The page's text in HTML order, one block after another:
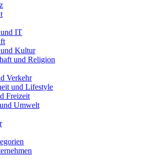
IT
Kultur
und Religion
Verkehr
und Lifestyle
Freizeit
Umwelt